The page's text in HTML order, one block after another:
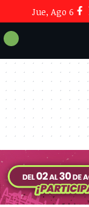
Jue, Ago 6